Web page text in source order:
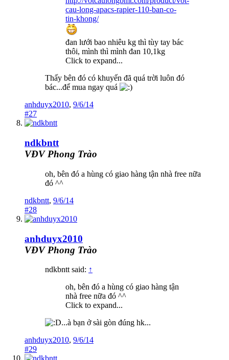
cau-long-apacs-rapier-110-ban-co-
tin-khong/
đan lưới bao nhiêu kg thì tùy tay bác
thôi, mình thì mình đan 10,1kg
Click to expand...
Thấy bên đó có khuyến đã quá trời luôn đó
bác...để mua ngay quá
anhduyx2010, 9/6/14
#27
ndkbntt
VĐV Phong Trào
oh, bên đó a hùng có giao hàng tận nhà free nữa
đó ^^
ndkbntt, 9/6/14
#28
anhduyx2010
VĐV Phong Trào
ndkbntt said: ↑
oh, bên đó a hùng có giao hàng tận
nhà free nữa đó ^^
Click to expand...
...à bạn ở sài gòn đúng hk...
anhduyx2010, 9/6/14
#29